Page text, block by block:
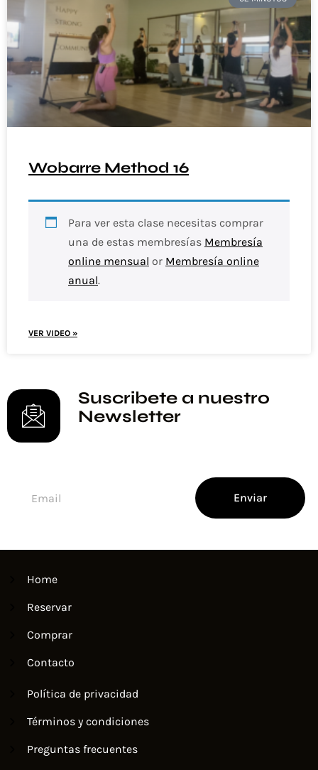
Wobarre Method 16
Para ver esta clase necesitas comprar
una de estas membresías Membresía
online mensual or Membresía online
anual.
VER VIDEO »
Suscribete a nuestro
Newsletter
Enviar
Home
Reservar
Comprar
Contacto
Política de privacidad
Términos y condiciones
Preguntas frecuentes